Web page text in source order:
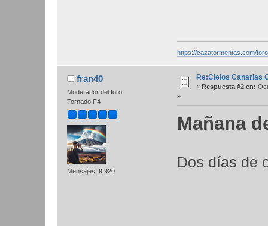
https://cazatormentas.com/
fran40
Moderador del foro.
Tornado F4
Mensajes: 9.920
Re:Cielos Canarias
« Respuesta #2 en:
»
Mañana
Dos días de